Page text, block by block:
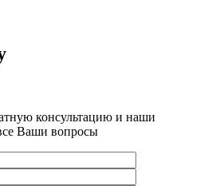
консультацию и наши
Ваши вопросы